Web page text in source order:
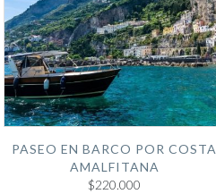
PASEO EN BARCO POR COSTA
AMALFITANA
$220.000